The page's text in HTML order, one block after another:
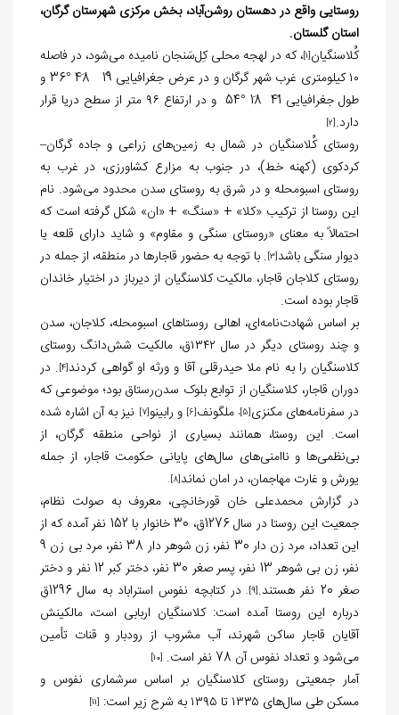
روستایی واقع در دهستان روشن‌آباد، بخش مرکزی شهرستان گرگان،
استان گلستان.
کُلاسنگیان[1] ، که در لهجه محلی کِل‌سَنجان نامیده می‌شود، در فاصله
۱۰ کیلومتری غرب شهر گرگان و در عرض جغرافیایی 19ً 48َ °36 و
طول جغرافیایی 41ً 18َ °54 و در ارتفاع ۹۶ متر از سطح دریا قرار
دارد.[2]
روستای کُلاسنگیان در شمال به زمین‌های زراعی و جاده گرگان–
کردکوی (کهنه خط)، در جنوب به مزارع کشاورزی، در غرب به
روستای اسبومحله و در شرق به روستای سدن محدود می‌شود. نام
این روستا از ترکیب «کلا» + «سنگ» + «ان» شکل گرفته است که
احتمالاً به معنای «روستای سنگی و مقاوم» و شاید دارای قلعه یا
دیوار سنگی باشد[3]
. با توجه به حضور قاجارها در منطقه، از جمله در
روستای کلاجان قاجار، مالکیت کلاسنگیان از دیرباز در اختیار خاندان
قاجار بوده است.
بر اساس شهادت‌نامه‌ای، اهالی روستاهای اسبومحله، کلاجان، سدن
و چند روستای دیگر در سال ۱۳۴۲ق، مالکیت شش‌دانگ روستای
کلاسنگیان را به نام ملا حیدرقلی آقا و ورثه او گواهی کردند[4] . در
دوران قاجار، کلاسنگیان از توابع بلوک سدن‌رستاق بود؛ موضوعی که
در سفرنامه‌هایمکنزی[5] ، ملگونف[6] و رابینو[7]
نیز به آن اشاره شده
است. این روستا، همانند بسیاری از نواحی منطقه گرگان، از
بی‌نظمی‌ها و ناامنی‌های سال‌های پایانی حکومت قاجار، از جمله
یورش و غارت مهاجمان، در امان نماند[8]
.
در گزارش محمدعلی خان قورخانچی، معروف به صولت نظام،
جمعیت این روستا در سال 1276ق، 30 خانوار با 152 نفر آمده که از
این تعداد، مرد زن دار 30 نفر، زن شوهر دار 38 نفر، مرد بی زن 9
نفر، زن بی شوهر 13 نفر، پسر صغر 30 نفر، دختر کبر 12 نفر و دختر
صغر 20 نفر هستند.
[9]
.
در کتابچه نفوس استراباد به سال 1296ق
درباره این روستا آمده است: کلاسنگیان اربابی است، مالکینش
آقایان قاجار ساکن شهرند، آب مشروب از رودبار و قنات تأمین
می‌شود و تعداد نفوس آن 78 نفر است.
[10]
آمار جمعیتی روستای کلاسنگیان بر اساس سرشماری نفوس و
مسکن طی سال‌های ۱۳۳۵ تا ۱۳۹۵ به شرح زیر است:
[11]